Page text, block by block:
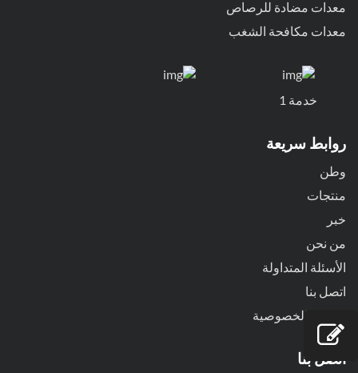
معدات مضادة للرصاص
معدات مكافحة الشغب
خدمة 1
روابط سريعة
وطن
منتجات
خبر
من نحن
الأسئلة المتداولة
اتصل بنا
سياسة الخصوصية
اتصل بنا